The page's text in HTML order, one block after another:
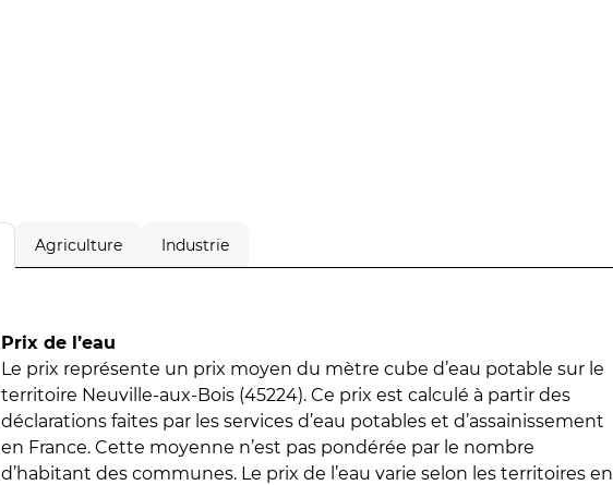
Agriculture Industrie
Prix de l’eau
Le prix représente un prix moyen du mètre cube d’eau potable sur le
territoire Neuville-aux-Bois (45224). Ce prix est calculé à partir des
déclarations faites par les services d’eau potables et d’assainissement
en France. Cette moyenne n’est pas pondérée par le nombre
d’habitant des communes. Le prix de l’eau varie selon les territoires en